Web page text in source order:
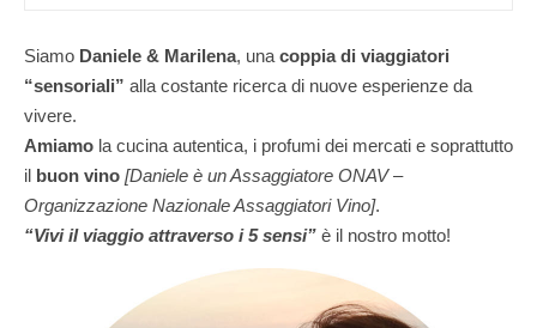
Siamo Daniele & Marilena, una coppia di viaggiatori
“sensoriali” alla costante ricerca di nuove esperienze da
vivere.
Amiamo la cucina autentica, i profumi dei mercati e soprattutto
il buon vino [Daniele è un Assaggiatore ONAV –
Organizzazione Nazionale Assaggiatori Vino].
“Vivi il viaggio attraverso i 5 sensi” è il nostro motto!